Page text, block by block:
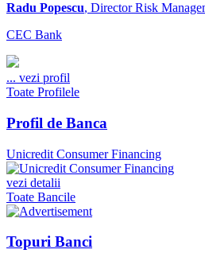
Radu Popescu, Director Risk
CEC Bank
... vezi profil
Toate Profilele
Profil de Banca
Unicredit Consumer Financing
vezi detalii
Toate Bancile
Topuri Banci